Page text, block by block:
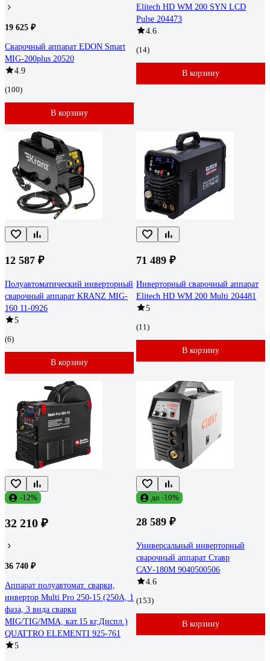
19 625 ₽
Сварочный аппарат EDON Smart
MIG-200plus 20520
4.9
(100)
В корзину
Elitech HD WM 200 SYN LCD
Pulse 204473
4.6
(14)
В корзину
12 587 ₽
Полуавтоматический инверторный
сварочный аппарат KRANZ MIG-
160 11-0926
5
(6)
В корзину
71 489 ₽
Инверторный сварочный аппарат
Elitech HD WM 200 Multi 204481
5
(11)
В корзину
-12%
32 210 ₽
36 740 ₽
Аппарат полуавтомат. сварки,
инвертор Multi Pro 250-15 (250A, 1
фаза, 3 вида сварки
MIG/TIG/MMA, кат.15 кг,Диспл.)
QUATTRO ELEMENTI 925-761
5
до -10%
28 589 ₽
Универсальный инверторный
сварочный аппарат Ставр
САУ-180М 9040500506
4.6
(153)
В корзину